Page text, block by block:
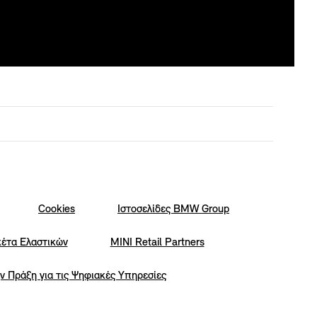
Cookies Iστοσελίδες BMW Group
Ελαστικών MINI Retail Partners
Πράξη για τις Ψηφιακές Υπηρεσίες